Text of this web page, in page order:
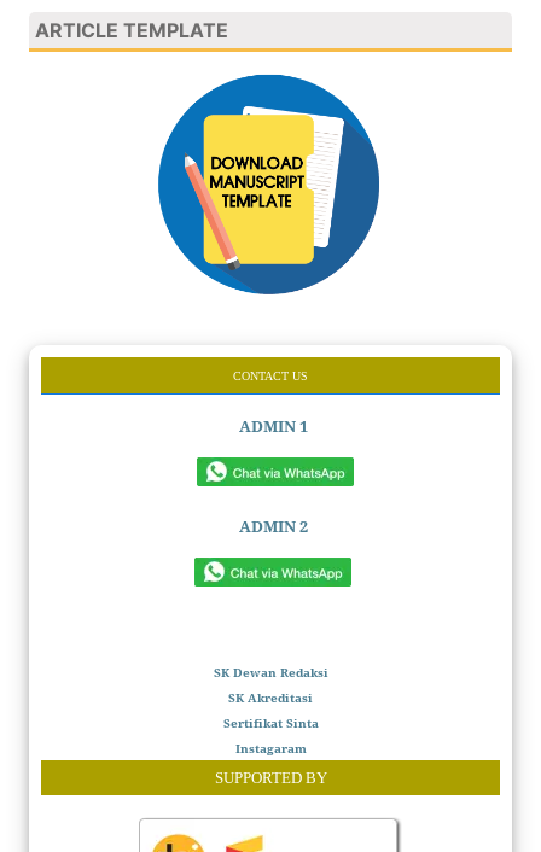
ARTICLE TEMPLATE
CONTACT US
ADMIN 1
ADMIN 2
SK Dewan Redaksi
SK Akreditasi
Sertifikat Sinta
Instagaram
SUPPORTED BY